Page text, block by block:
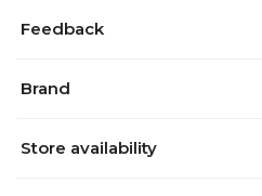
Feedback
Brand
Store availability